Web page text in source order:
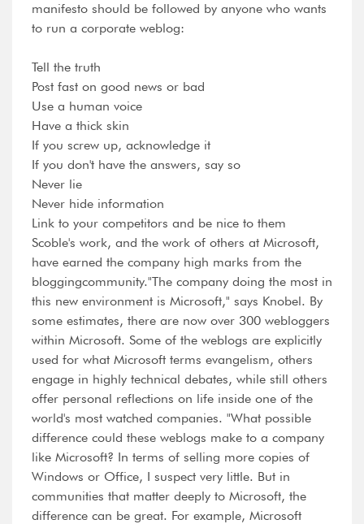
Tell the truth
Post fast on good news or bad
Use a human voice
Have a thick skin
If you screw up, acknowledge it
If you don't have the answers, say so
Never lie
Never hide information
Link to your competitors and be nice to them
Scoble's work, and the work of others at Microsoft,
have earned the company high marks from the
bloggingcommunity."The company doing the most in
this new environment is Microsoft," says Knobel. By
some estimates, there are now over 300 webloggers
within Microsoft. Some of the weblogs are explicitly
used for what Microsoft terms evangelism, others
engage in highly technical debates, while still others
offer personal reflections on life inside one of the
world's most watched companies. "What possible
difference could these weblogs make to a company
like Microsoft? In terms of selling more copies of
Windows or Office, I suspect very little. But in
communities that matter deeply to Microsoft, the
difference can be great. For example, Microsoft